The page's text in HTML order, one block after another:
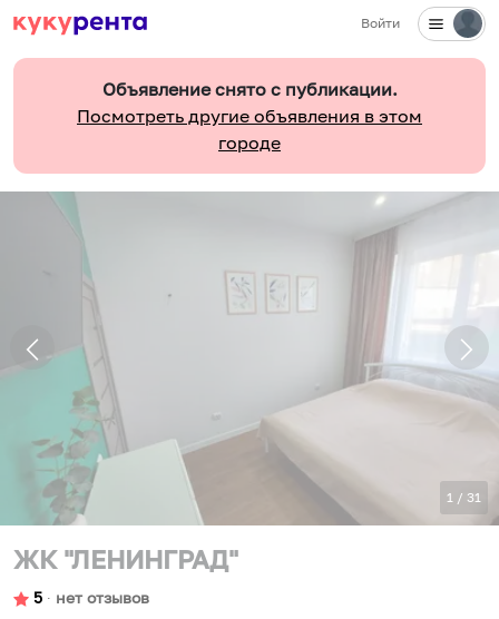
Войти
Объявление снято с публикации.
Посмотреть другие объявления в этом
городе
1 / 31
ЖК "ЛЕНИНГРАД"
5 ∙ нет отзывов